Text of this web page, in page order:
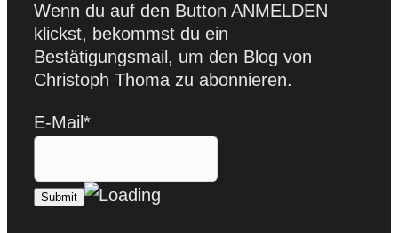
Wenn du auf den Button ANMELDEN
klickst, bekommst du ein
Bestätigungsmail, um den Blog von
Christoph Thoma zu abonnieren.
E-Mail*